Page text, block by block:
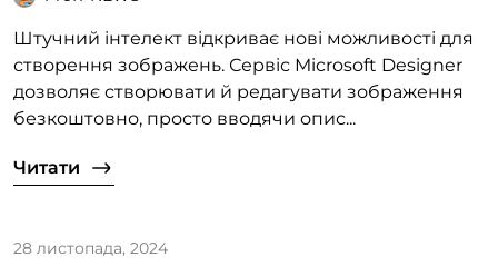
Штучний інтелект відкриває нові можливості для
створення зображень. Сервіс Microsoft Designer
дозволяє створювати й редагувати зображення
безкоштовно, просто вводячи опис...
Читати
28 листопада, 2024